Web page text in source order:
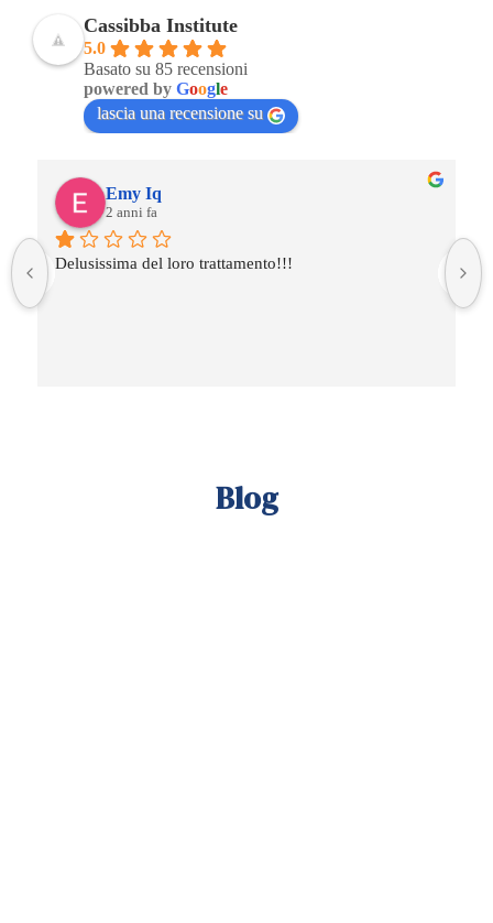
Cassibba Institute
5.0
Basato su 85 recensioni
powered by Google
lascia una recensione su
Emy Iq
2 anni fa
Delusissima del loro trattamento!!!
Blog